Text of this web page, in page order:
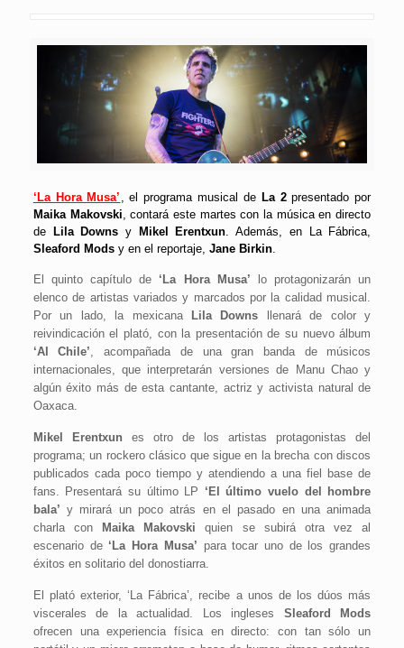
‘La Hora Musa’ , el programa musical de La 2presentado por
Maika Makovski, contará este martes con la música en directo
de
Lila Downs yMikel Erentxun. Además, en La Fábrica,
Sleaford Mods y en el reportaje, Jane Birkin.
El quinto capítulo de ‘La Hora Musa’ lo protagonizarán un
elenco de artistas variados y marcados por la calidad musical.
Por un lado, la mexicana
Lila Downs llenará de color y
reivindicación el plató, con la presentación de su nuevo álbum
‘Al Chile’, acompañada de una gran banda de músicos
internacionales, que interpretarán versiones de Manu Chao y
algún éxito más de esta cantante, actriz y activista natural de
Oaxaca.
Mikel Erentxun es otro de los artistas protagonistas del
programa; un rockero clásico que sigue en la brecha con discos
publicados cada poco tiempo y atendiendo a una fiel base de
fans. Presentará su último LP ‘El último vuelo del hombre
bala’ y mirará un poco atrás en el pasado en una animada
charla con
Maika Makovski quien se subirá otra vez al
escenario de ‘La Hora Musa’ para tocar uno de los grandes
éxitos en solitario del donostiarra.
El plató exterior, ‘La Fábrica’, recibe a unos de los dúos más
viscerales de la actualidad. Los ingleses Sleaford Mods
ofrecen una experiencia física en directo: con tan sólo un